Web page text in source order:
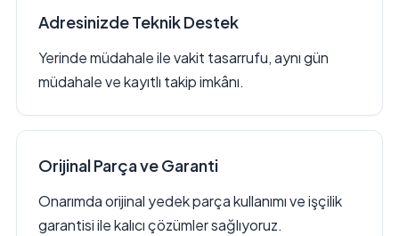
Adresinizde Teknik Destek
Yerinde müdahale ile vakit tasarrufu, aynı gün
müdahale ve kayıtlı takip imkânı.
Orijinal Parça ve Garanti
Onarımda orijinal yedek parça kullanımı ve işçilik
garantisi ile kalıcı çözümler sağlıyoruz.